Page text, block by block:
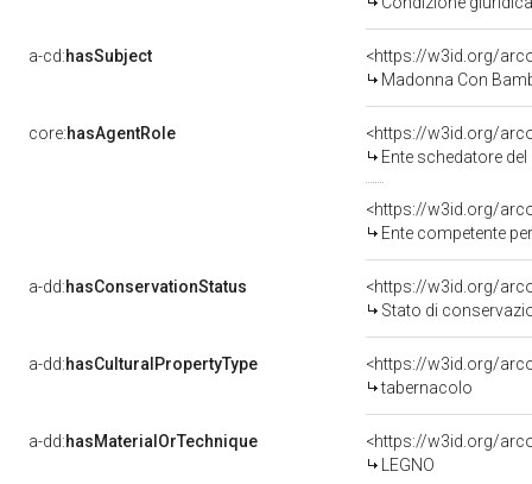
a-cd:hasSubject
<https://w3id.org/
Madonna Con
core:hasAgentRole
<https://w3id.org/
Ente schedatore del bene
<https://w3id.org/
Ente competente per tutela del
a-dd:hasConservationStatus
<https://w3id.org/
Stato di
a-dd:hasCulturalPropertyType
<https://w3id.org/
tabernacolo
a-dd:hasMaterialOrTechnique
<https://w3id.org/
LEGNO